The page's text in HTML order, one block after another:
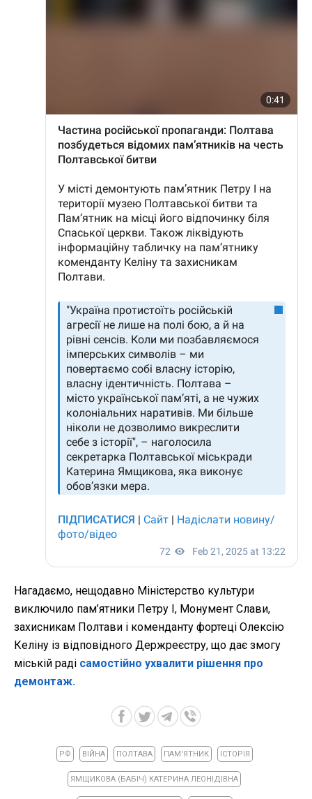
Нагадаємо, нещодавно Міністерство культури
виключило пам’ятники Петру I, Монумент Слави,
захисникам Полтави і коменданту фортеці Олексію
Келіну із відповідного Держреєстру, що дає змогу
міській раді самостійно ухвалити рішення про
демонтаж.
РФ ВІЙНА ПОЛТАВА ПАМ'ЯТНИК ІСТОРІЯ
ЯМЩИКОВА (БАБІЧ) КАТЕРИНА ЛЕОНІДІВНА